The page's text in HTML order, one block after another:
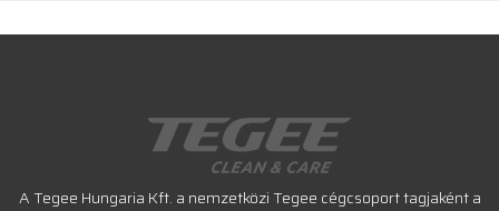
A Tegee Hungaria Kft. a nemzetközi Tegee cégcsoport tagjaként a